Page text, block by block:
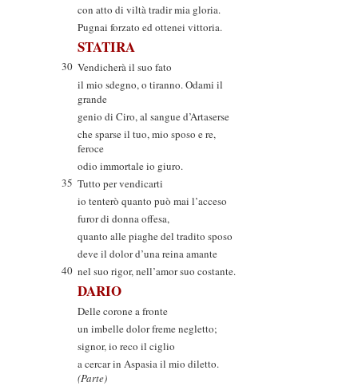
con atto di viltà tradir mia gloria.
Pugnai forzato ed ottenei vittoria.
STATIRA
30 Vendicherà il suo fato
il mio sdegno, o tiranno. Odami il
grande
genio di Ciro, al sangue d’Artaserse
che sparse il tuo, mio sposo e re,
feroce
odio immortale io giuro.
35 Tutto per vendicarti
io tenterò quanto può mai l’acceso
furor di donna offesa,
quanto alle piaghe del tradito sposo
deve il dolor d’una reina amante
40 nel suo rigor, nell’amor suo costante.
DARIO
Delle corone a fronte
un imbelle dolor freme negletto;
signor, io reco il ciglio
a cercar in Aspasia il mio diletto.
(Parte)